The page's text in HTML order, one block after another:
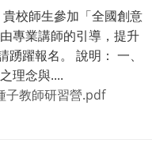
校師生參加「全國創意
專業講師的引導，提升
躍報名。 說明： 一、
理念與....
子教師研習營.pdf